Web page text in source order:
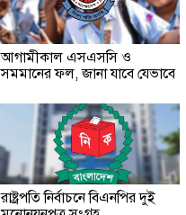
আগামীকাল এসএসসি ও
সমমানের ফল, জানা যাবে যেভাবে
রাষ্ট্রপতি নির্বাচনে বিএনপির দুই